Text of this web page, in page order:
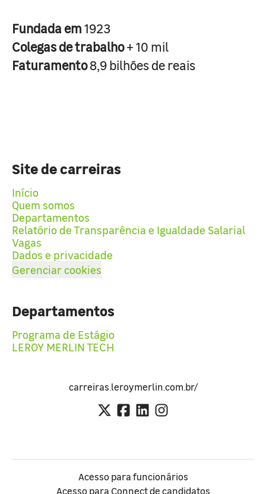
Fundada em1923
Colegas de trabalho+ 10 mil
Faturamento8,9 bilhões de reais
Site de carreiras
Início
Quem somos
Departamentos
Relatório de Transparência e Igualdade Salarial
Vagas
Dados e privacidade
Gerenciar cookies
Departamentos
Programa de Estágio
LEROY MERLIN TECH
carreiras.leroymerlin.com.br/
Acesso para funcionários
Acesso para Connect de candidatos